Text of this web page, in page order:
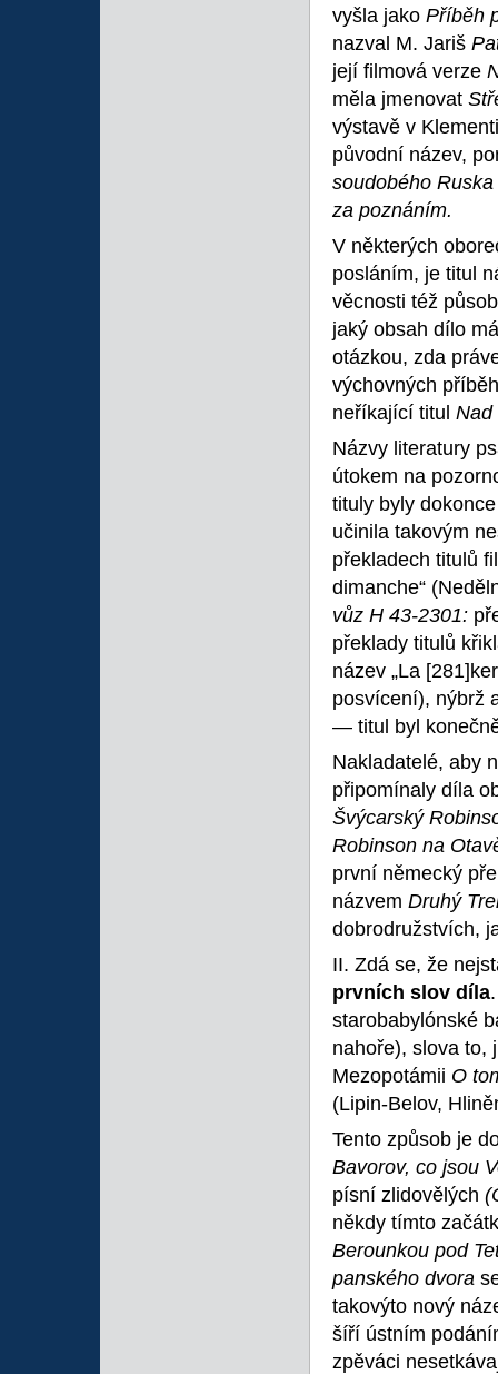
vyšla jako Příběh
nazval M. Jariš
její filmová verze
měla jmenovat
výstavě v
původní název,
soudobého Ruska
za poznáním.
V některých
posláním, je titul
věcnosti též
jaký obsah dílo
otázkou, zda
výchovných
neříkající titul
Názvy literatury
útokem na
tituly byly
učinila takovým
překladech titulů
dimanche“
vůz H 43-2301:
překlady titulů
název „La
posvícení), nýbrž
— titul byl
Nakladatelé, aby
připomínaly díla
Švýcarský
Robinson na
první německý
názvem Druhý
dobrodružstvích,
II. Zdá se, že
prvních slov díla
starobabylónské
nahoře), slova to,
Mezopotámii O
(Lipin-Belov,
Tento způsob je
Bavorov, co jsou
písní zlidovělých
někdy tímto
Berounkou pod
panského dvora
takovýto nový
šíří ústním
zpěváci